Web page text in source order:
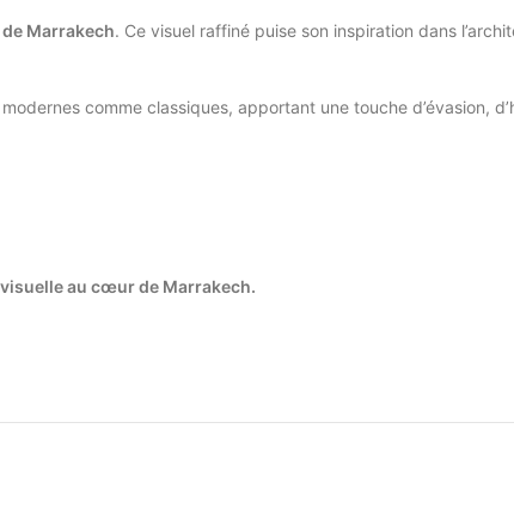
Marrakech. Ce visuel raffiné puise son inspiration dans
comme classiques, apportant une touche d’évasion,
au cœur de Marrakech.